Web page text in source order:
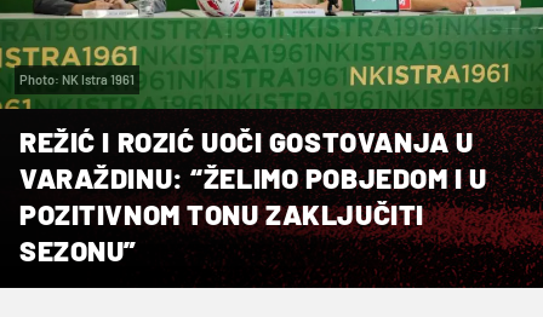
Photo: NK Istra 1961
REŽIĆ I ROZIĆ UOČI GOSTOVANJA U
VARAŽDINU: “ŽELIMO POBJEDOM I U
POZITIVNOM TONU ZAKLJUČITI
SEZONU”